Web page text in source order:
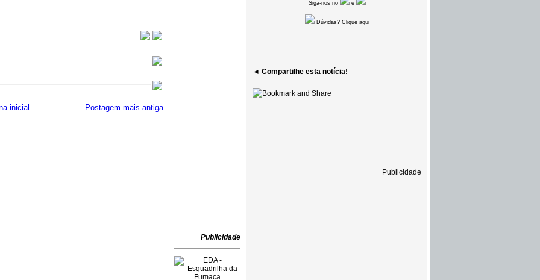
Postagem mais antiga
inicial
Publicidade
Siga-nos no e
Dúvidas? Clique aqui
◄ Compartilhe esta notícia!
Publicidade